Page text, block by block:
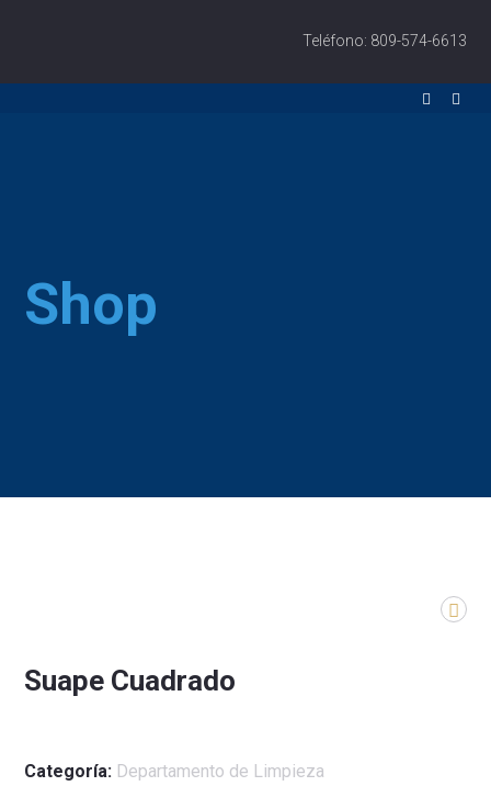
Teléfono: 809-574-6613
Shop
Suape Cuadrado
Categoría: Departamento de Limpieza